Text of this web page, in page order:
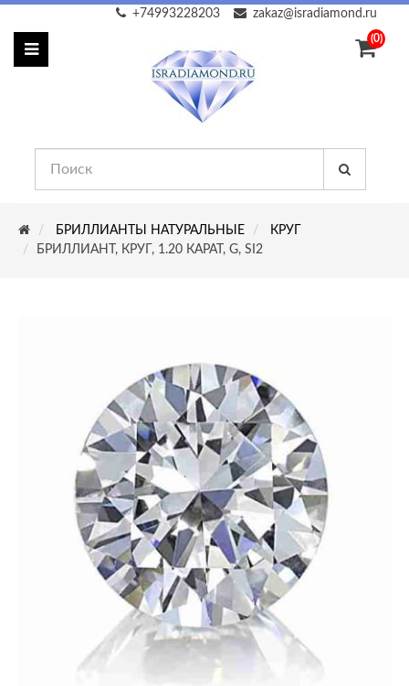
zakaz@isradiamond.ru
+74993228203
(0)
БРИЛЛИАНТЫ НАТУРАЛЬНЫЕ
КРУГ
БРИЛЛИАНТ, КРУГ, 1.20 КАРАТ, G, SI2